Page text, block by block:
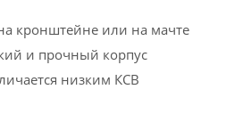
кронштейне или на мачте
и прочный корпус
низким КСВ